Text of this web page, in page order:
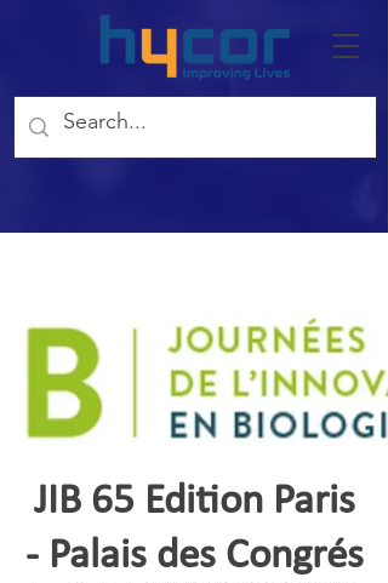
JIB 65 Edition Paris
- Palais des Congrés